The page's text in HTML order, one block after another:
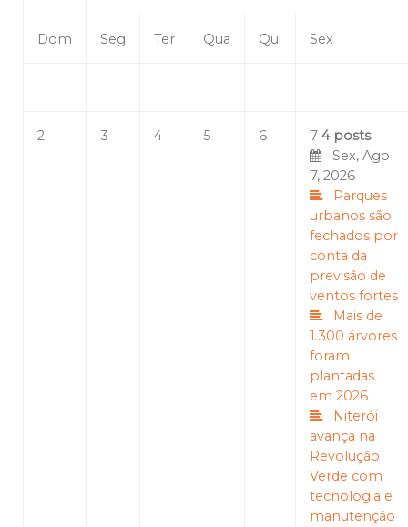
Dom Seg Ter Qua Qui Sex
2 3 4 5 6 7 4 posts
Sex, Ago
7, 2026
Parques
urbanos são
fechados por
conta da
previsão de
ventos fortes
Mais de
1.300 árvores
foram
plantadas
em 2026
Niterói
avança na
Revolução
Verde com
tecnologia e
manutenção